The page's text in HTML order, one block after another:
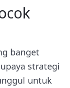
banget
strategi
untuk